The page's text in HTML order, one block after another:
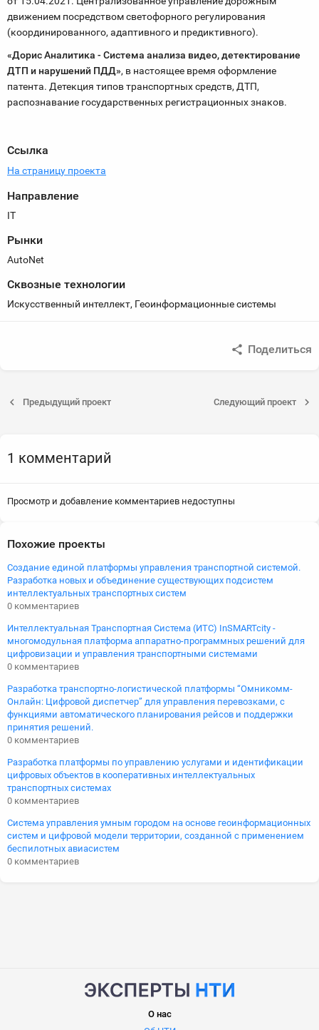
движением посредством светофорного регулирования
(координированного, адаптивного и предиктивного).
«Дорис Аналитика - Система анализа видео, детектирование
ДТП и нарушений ПДД», в настоящее время оформление
патента. Детекция типов транспортных средств, ДТП,
распознавание государственных регистрационных знаков.
Ссылка
На страницу проекта
Направление
IT
Рынки
AutoNet
Сквозные технологии
Искусственный интеллект, Геоинформационные системы
Поделиться
Предыдущий проект Следующий проект
1 комментарий
Просмотр и добавление комментариев недоступны
Похожие проекты
Создание единой платформы управления транспортной системой.
Разработка новых и объединение существующих подсистем
интеллектуальных транспортных систем
0 комментариев
Интеллектуальная Транспортная Система (ИТС) InSMARTcity -
многомодульная платформа аппаратно-программных решений для
цифровизации и управления транспортными системами
0 комментариев
Разработка транспортно-логистической платформы “Омникомм-
Онлайн: Цифровой диспетчер” для управления перевозками, с
функциями автоматического планирования рейсов и поддержки
принятия решений.
0 комментариев
Разработка платформы по управлению услугами и идентификации
цифровых объектов в кооперативных интеллектуальных
транспортных системах
0 комментариев
Система управления умным городом на основе геоинформационных
систем и цифровой модели территории, созданной с применением
беспилотных авиасистем
0 комментариев
О нас